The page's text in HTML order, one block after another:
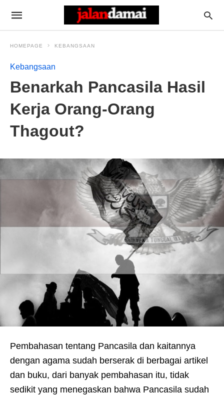
HOMEPAGE KEBANGSAAN
Kebangsaan
Benarkah Pancasila Hasil
Kerja Orang-Orang
Thagout?
Pembahasan tentang Pancasila dan kaitannya
dengan agama sudah berserak di berbagai artikel
dan buku, dari banyak pembahasan itu, tidak
sedikit yang menegaskan bahwa Pancasila sudah